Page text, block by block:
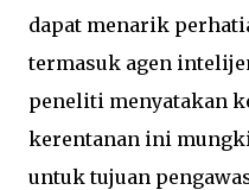
dapat menarik
termasuk agen
peneliti menyatakan
kerentanan ini
untuk tujuan